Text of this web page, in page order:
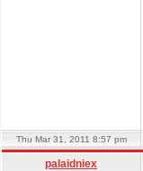
Thu Mar 31, 2011 8:57 pm
palaidniex